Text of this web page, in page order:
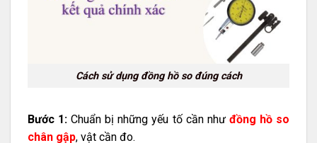
Cách sử dụng đồng hồ so đúng cách
Bước 1: Chuẩn bị những yếu tố cần như đồng hồ so
chân gập, vật cần đo.